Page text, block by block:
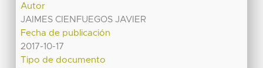
Autor
JAIMES CIENFUEGOS JAVIER
Fecha de publicación
2017-10-17
Tipo de documento